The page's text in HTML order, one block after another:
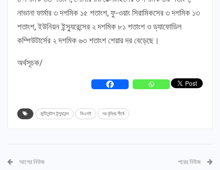
নাভানা ফার্মার ৩ দশমিক ১৫ শতাংশ, ফু-ওয়াং সিরামিকসের ৩ দশমিক ১৩
শতাংশ, ইউনিয়ন ইন্স্যুরেন্সের ২ দশমিক ৮১ শতাংশ ও ড্যাফোডিল
কম্পিউটার্সের ২ দশমিক ৬৩ শতাংশ শেয়ার দর বেড়েছে।
অর্থসূচক/
কন্টিনেন্টাল ইন্স্যুরেন্স ডিএসই দর বৃদ্ধির শীর্ষে
আগের নিউজ পরের নিউজ